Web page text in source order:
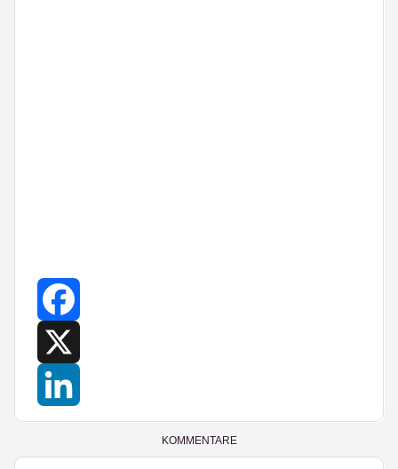
Facebook
KOMMENTARE